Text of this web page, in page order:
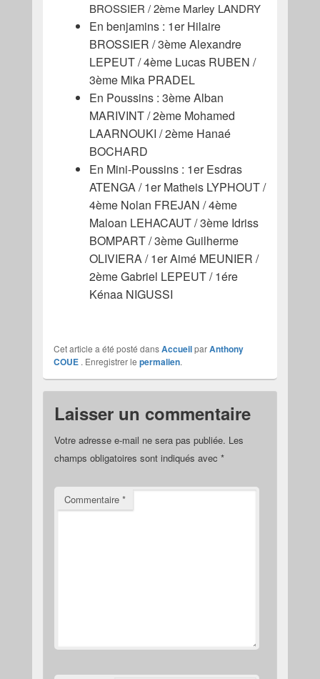
BROSSIER / 2ème Marley LANDRY
En benjamins : 1er Hilaire
BROSSIER / 3ème Alexandre
LEPEUT / 4ème Lucas RUBEN /
3ème Mika PRADEL
En Poussins : 3ème Alban
MARIVINT / 2ème Mohamed
LAARNOUKI / 2ème Hanaé
BOCHARD
En Mini-Poussins : 1er Esdras
ATENGA / 1er Matheis LYPHOUT /
4ème Nolan FREJAN / 4ème
Maloan LEHACAUT / 3ème Idriss
BOMPART / 3ème Guilherme
OLIVIERA / 1er Aimé MEUNIER /
2ème Gabriel LEPEUT / 1ére
Kénaa NIGUSSI
Cet article a été posté dansAccueilparAnthony
COUE. Enregistrer le permalien.
Laisser un commentaire
Votre adresse e-mail ne sera pas publiée. Les
champs obligatoires sont indiqués avec *
Commentaire *